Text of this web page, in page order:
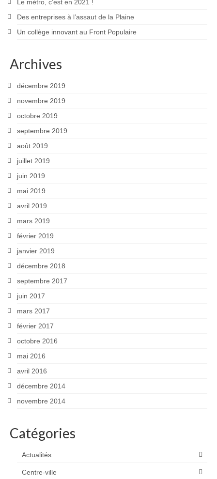
Le métro, c’est en 2021 !
Des entreprises à l’assaut de la Plaine
Un collège innovant au Front Populaire
Archives
décembre 2019
novembre 2019
octobre 2019
septembre 2019
août 2019
juillet 2019
juin 2019
mai 2019
avril 2019
mars 2019
février 2019
janvier 2019
décembre 2018
septembre 2017
juin 2017
mars 2017
février 2017
octobre 2016
mai 2016
avril 2016
décembre 2014
novembre 2014
Catégories
Actualités
Centre-ville